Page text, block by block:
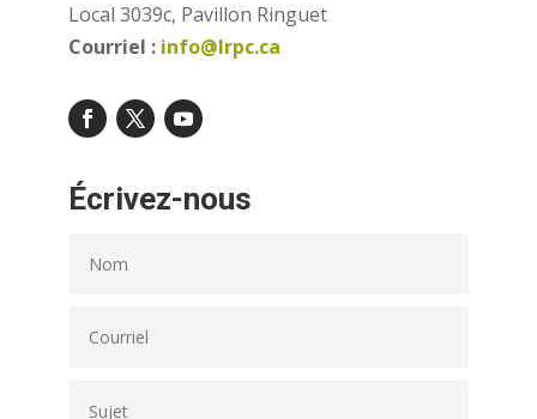
Local 3039c, Pavillon Ringuet
Courriel : info@lrpc.ca
Écrivez-nous